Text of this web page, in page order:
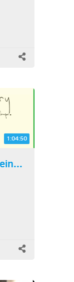
1:04:50